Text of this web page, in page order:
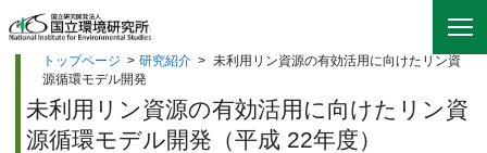
トップページ > 研究紹介 > 未利用リン資源の有効活用に向けたリン資
源循環モデル開発
未利用リン資源の有効活用に向けたリン資
源循環モデル開発（平成 22年度）